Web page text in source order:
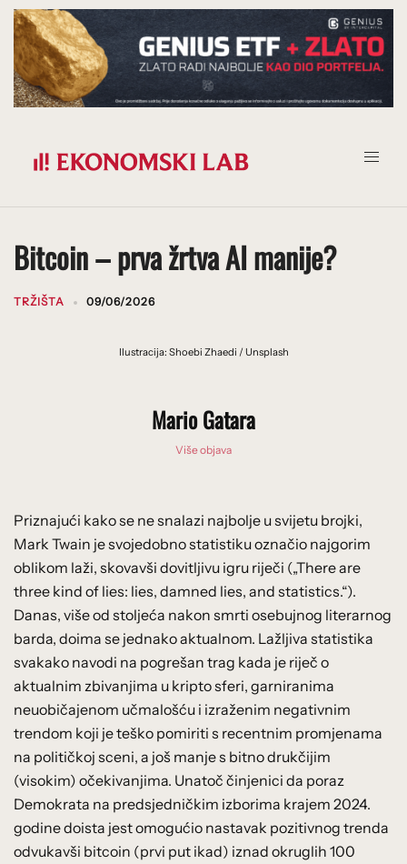
Prijeđi
na
sadržaj
Bitcoin – prva žrtva AI manije?
TRŽIŠTA 09/06/2026
Ilustracija: Shoebi Zhaedi / Unsplash
Mario Gatara
Više objava
Priznajući kako se ne snalazi najbolje u svijetu brojki,
Mark Twain je svojedobno statistiku označio najgorim
oblikom laži, skovavši dovitljivu igru riječi („There are
three kind of lies: lies, damned lies, and statistics.“).
Danas, više od stoljeća nakon smrti osebujnog literarnog
barda, doima se jednako aktualnom. Lažljiva statistika
svakako navodi na pogrešan trag kada je riječ o
aktualnim zbivanjima u kripto sferi, garniranima
neuobičajenom učmalošću i izraženim negativnim
trendom koji je teško pomiriti s recentnim promjenama
na političkoj sceni, a još manje s bitno drukčijim
(visokim) očekivanjima. Unatoč činjenici da poraz
Demokrata na predsjedničkim izborima krajem 2024.
godine doista jest omogućio nastavak pozitivnog trenda
odvukavši bitcoin (prvi put ikad) iznad okruglih 100